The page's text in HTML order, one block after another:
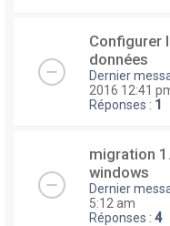
Configurer
données
Dernier
2016 12:41
Réponses : 1
migration
windows
Dernier
5:12 am
Réponses : 4